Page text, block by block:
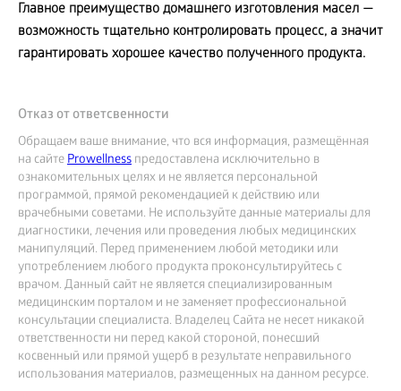
Главное преимущество домашнего изготовления масел —
возможность тщательно контролировать процесс, а значит
гарантировать хорошее качество полученного продукта.
Отказ от ответсвенности
Обращаем ваше внимание, что вся информация, размещённая
на сайтеProwellness предоставлена исключительно в
ознакомительных целях и не является персональной
программой, прямой рекомендацией к действию или
врачебными советами. Не используйте данные материалы для
диагностики, лечения или проведения любых медицинских
манипуляций. Перед применением любой методики или
употреблением любого продукта проконсультируйтесь с
врачом. Данный сайт не является специализированным
медицинским порталом и не заменяет профессиональной
консультации специалиста. Владелец Сайта не несет никакой
ответственности ни перед какой стороной, понесший
косвенный или прямой ущерб в результате неправильного
использования материалов, размещенных на данном ресурсе.